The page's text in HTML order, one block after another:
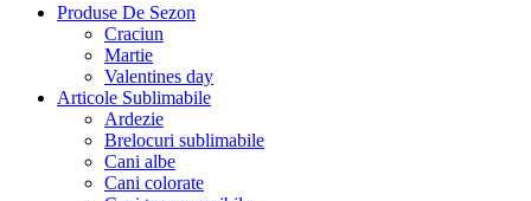
Produse De Sezon
Craciun
Martie
Valentines day
Articole Sublimabile
Ardezie
Brelocuri sublimabile
Cani albe
Cani colorate